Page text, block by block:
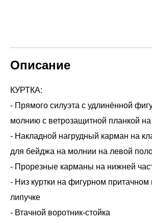
Описание
КУРТКА:
- Прямого силуэта с удлинённой
молнию с ветрозащитной планкой на
- Накладной нагрудный карман на
для бейджа на молнии на левой
- Прорезные карманы на нижней
- Низ куртки на фигурном
липучке
- Втачной воротник-стойка